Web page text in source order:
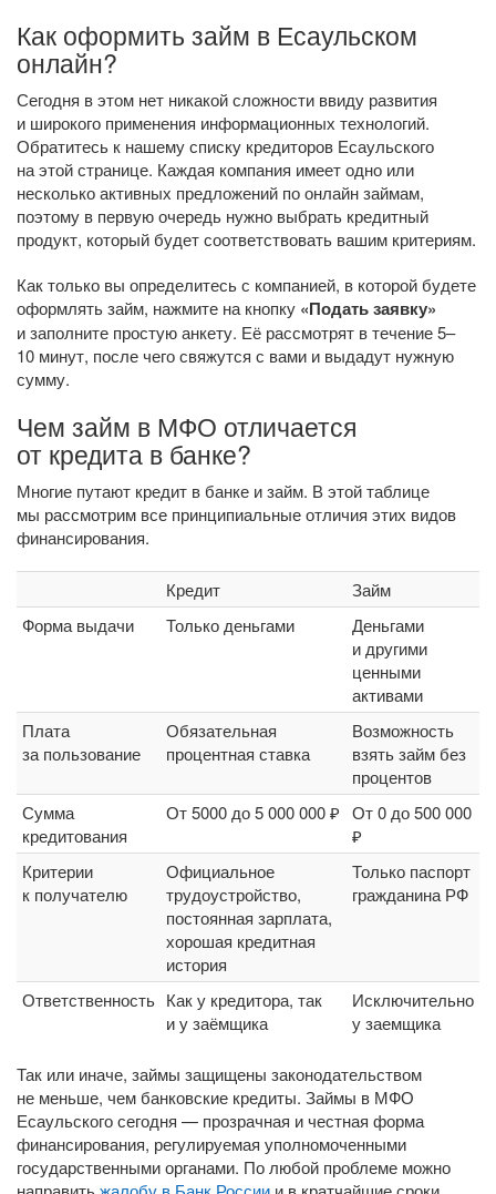
Как оформить займ в Есаульском
онлайн?
Сегодня в этом нет никакой сложности ввиду развития
и широкого применения информационных технологий.
Обратитесь к нашему списку кредиторов Есаульского
на этой странице. Каждая компания имеет одно или
несколько активных предложений по онлайн займам,
поэтому в первую очередь нужно выбрать кредитный
продукт, который будет соответствовать вашим критериям.
Как только вы определитесь с компанией, в которой будете
оформлять займ, нажмите на кнопку «Подать заявку»
и заполните простую анкету. Её рассмотрят в течение 5–
10 минут, после чего свяжутся с вами и выдадут нужную
сумму.
Чем займ в МФО отличается
от кредита в банке?
Многие путают кредит в банке и займ. В этой таблице
мы рассмотрим все принципиальные отличия этих видов
финансирования.
Кредит
Займ
Форма выдачи
Только деньгами
Деньгами
и другими
ценными
активами
Плата
за пользование
Обязательная
процентная ставка
Возможность
взять займ без
процентов
Сумма
кредитования
От 5000 до 5 000 000 ₽ От 0 до 500 000
₽
Критерии
к получателю
Официальное
трудоустройство,
постоянная зарплата,
хорошая кредитная
история
Только паспорт
гражданина РФ
Ответственность Как у кредитора, так
и у заёмщика
Исключительно
у заемщика
Так или иначе, займы защищены законодательством
не меньше, чем банковские кредиты. Займы в МФО
Есаульского сегодня — прозрачная и честная форма
финансирования, регулируемая уполномоченными
государственными органами. По любой проблеме можно